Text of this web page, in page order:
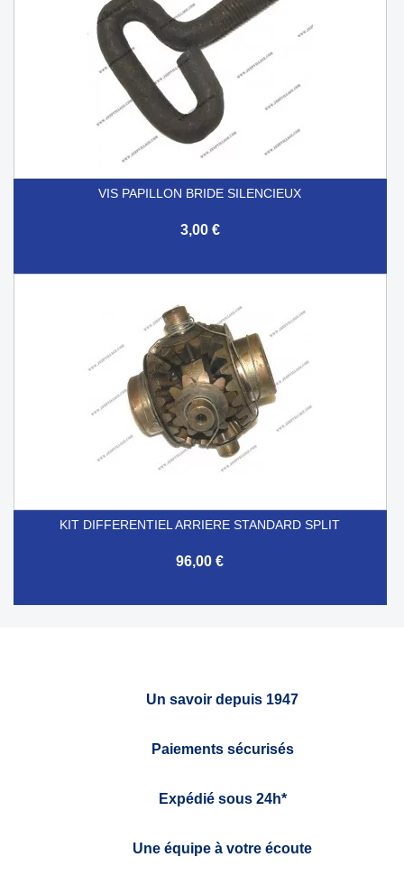
VIS PAPILLON BRIDE SILENCIEUX
3,00 €
KIT DIFFERENTIEL ARRIERE STANDARD SPLIT
96,00 €
Un savoir depuis 1947
Paiements sécurisés
Expédié sous 24h*
Une équipe à votre écoute